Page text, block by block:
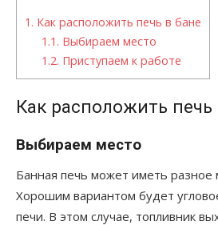
1. Как расположить печь в бане
1.1. Выбираем место
1.2. Приступаем к работе
Как расположить печь
Выбираем место
Банная печь может иметь разное
Хорошим вариантом будет
печи. В этом случае, топливник